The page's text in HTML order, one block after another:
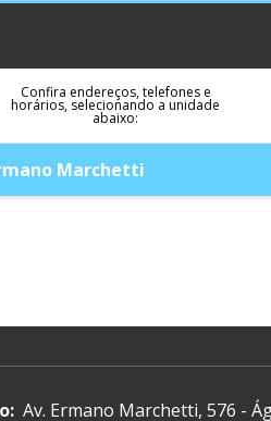
Confira endereços, telefones e
horários, selecionando a unidade
abaixo:
Marchetti
Av. Ermano Marchetti, 576 -